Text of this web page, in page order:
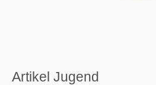
Artikel Jugend